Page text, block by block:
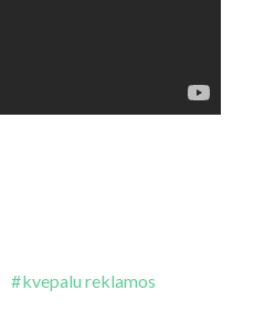
kvepalu reklamos